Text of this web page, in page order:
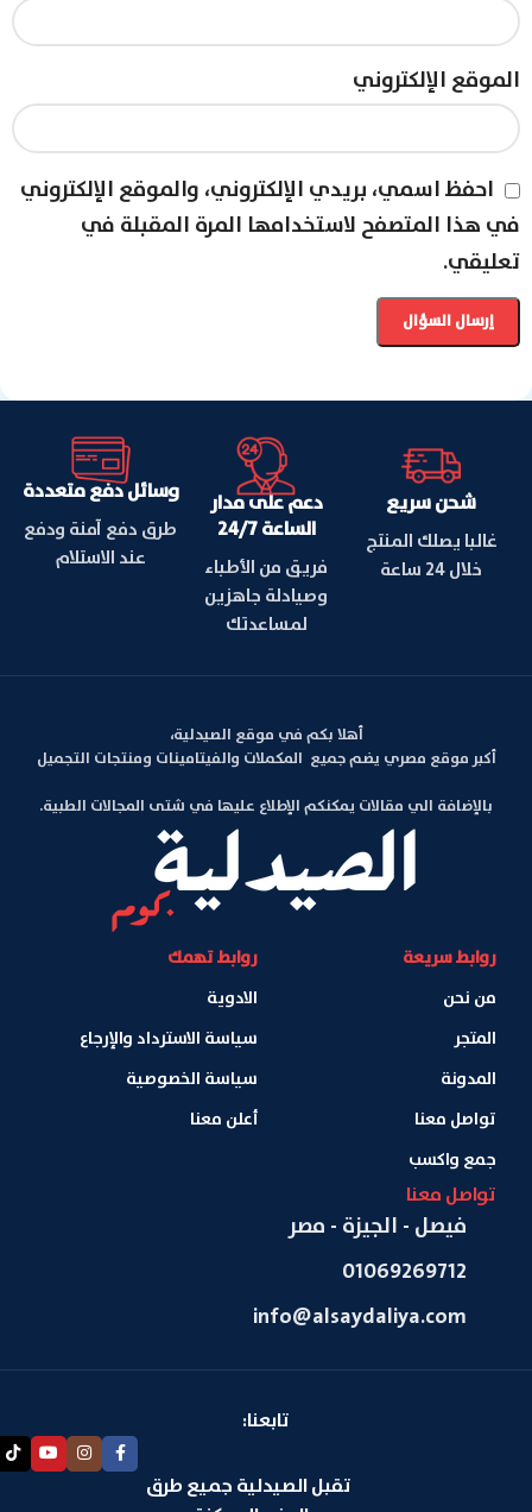
الموقع الإلكتروني
احفظ اسمي، بريدي الإلكتروني، والموقع الإلكتروني
في هذا المتصفح لاستخدامها المرة المقبلة في
تعليقي.
شحن سريع
غالبا يصلك المنتج
خلال 24 ساعة
دعم على مدار
الساعة 24/7
فريق من الأطباء
وصيادلة جاهزين
لمساعدتك
وسائل دفع متعددة
طرق دفع آمنة ودفع
عند الاستلام
أهلا بكم في موقع الصيدلية،
أكبر موقع مصري يضم جميع المكملات والفيتامينات ومنتجات التجميل
بالإضافة الي مقالات يمكنكم الإطلاع عليها في شتى المجالات الطبية.
روابط سريعة
من نحن
المتجر
المدونة
تواصل معنا
جمع واكسب
روابط تهمك
الادوية
سياسة الاسترداد والإرجاع
سياسة الخصوصية
أعلن معنا
تواصل معنا
فيصل - الجيزة - مصر
01069269712
info@alsaydaliya.com
تابعنا:
تقبل الصيدلية جميع طرق